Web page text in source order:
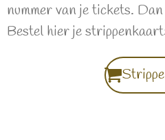
nummer van je tickets.
Bestel hier je strippenkaart: